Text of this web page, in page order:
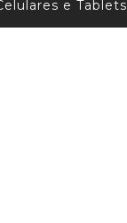
e Tablets